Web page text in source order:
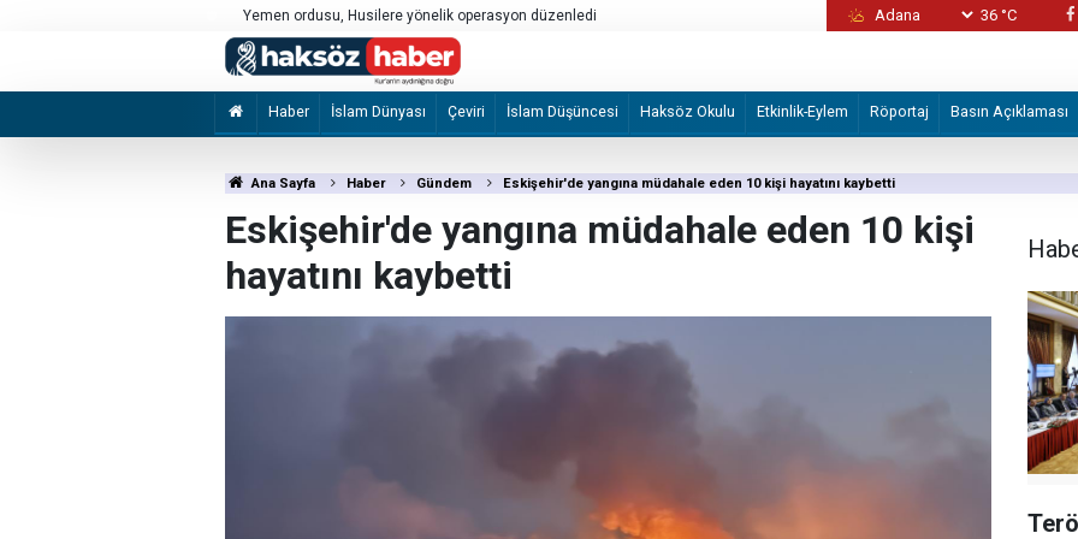
Yemen ordusu, Husilere yönelik operasyon düzenledi
“Şeytanlardan Süleyman için denize dalan
36 °C
Haber İslam Dünyası Çeviri İslam Düşüncesi Haksöz Okulu Etkinlik-Eylem Röportaj Basın Açıklaması
Ana Sayfa Haber Gündem Eskişehir'de yangına müdahale eden 10 kişi hayatını kaybetti
Eskişehir'de yangına müdahale eden 10 kişi
hayatını kaybetti